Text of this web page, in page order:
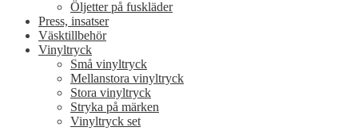
Öljetter på fuskläder
Press, insatser
Väsktillbehör
Vinyltryck
Små vinyltryck
Mellanstora vinyltryck
Stora vinyltryck
Stryka på märken
Vinyltryck set